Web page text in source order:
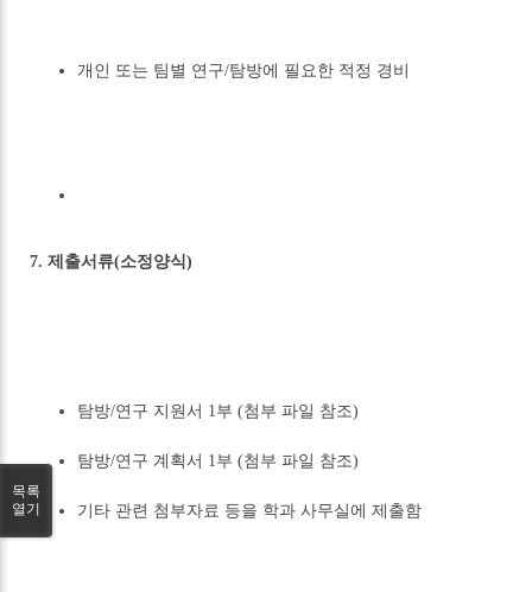
개인 또는 팀별 연구/탐방에 필요한 적정 경비
7. 제출서류(소정양식)
탐방/연구 지원서 1부 (첨부 파일 참조)
탐방/연구 계획서 1부 (첨부 파일 참조)
기타 관련 첨부자료 등을 학과 사무실에 제출함
목록
열기